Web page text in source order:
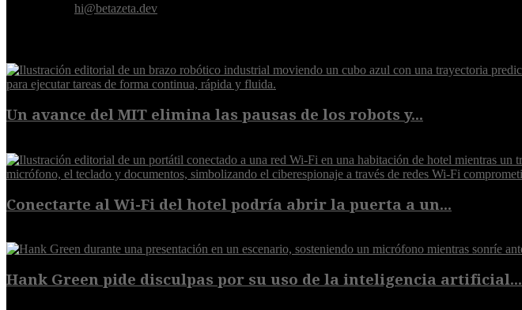
hi@betazeta.dev
Un avance del MIT elimina las pausas de los robots y...
Conectarte al Wi-Fi del hotel podría abrir la puerta a un...
Hank Green pide disculpas por su uso de la inteligencia artificial...